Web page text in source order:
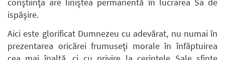
conştiinţa are liniştea permanentă în lucrarea Sa de
ispăşire.
Aici este glorificat Dumnezeu cu adevărat, nu numai în
prezentarea oricărei frumuseţi morale în înfăptuirea